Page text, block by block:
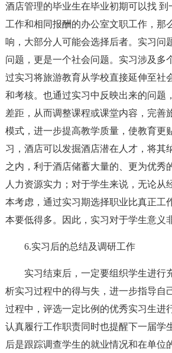
酒店管理的毕业生在毕业初期可以找
工作和相同报酬的办公室文职工作，那
响，大部分人可能会选择后者。实习问
问题，更是一个社会问题。实习涉及多
过实习将旅游教育从学校直接延伸至社
和考核。也通过实习中反映出来的问题
差距，从而调整课程或课堂内容，完善
模式，进一步提高教学质量，使教育更
习，酒店可以发掘酒店潜在人才，将其
之内，利于酒店储蓄大量的、更为优秀
人力资源实力；对于学生来说，无论从
本考虑，通过实习期选择职业比真正工
本要低得多。因此，实习对于学生意义
6.实习后的总结及调研工作
实习结束后，一定要组织学生进行
析实习过程中的得与失，进一步指导自
过程中，评选一定比例的优秀实习生进
认真履行工作职责同时也提醒下一届学
后是跟踪调查学生的就业情况和在单位